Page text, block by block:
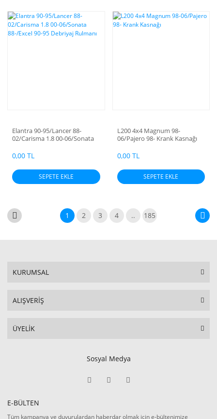
Elantra 90-95/Lancer 88-
02/Carisma 1.8 00-06/Sonata
Rulmanı
0,00 TL
SEPETE EKLE
L200 4x4 Magnum 98-
06/Pajero 98- Krank Kasnağı
0,00 TL
SEPETE EKLE
1 2 3 4 .. 185
KURUMSAL
ALIŞVERİŞ
ÜYELİK
Sosyal Medya
E-BÜLTEN
Tüm kampanya ve duyurulardan haberdar olmak için e-bültenimize